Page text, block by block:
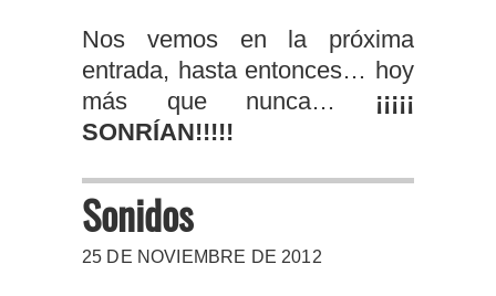
Nos vemos en la próxima
entrada, hasta entonces… hoy
más que nunca… ¡¡¡¡¡
SONRÍAN!!!!!
Sonidos
25 DE NOVIEMBRE DE 2012